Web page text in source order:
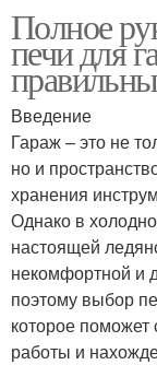
Полное
печи для
Введение
Гараж – это не
но и
хранения
Однако в
настоящей
некомфортной и
поэтому выбор
которое
работы и